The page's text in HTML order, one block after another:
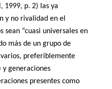
1999, p. 2) las ya
y no rivalidad en el
sean “cuasi universales en
más de un grupo de
preferiblemente
y generaciones
presentes como